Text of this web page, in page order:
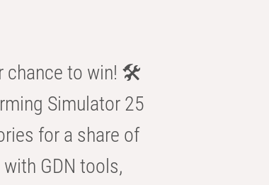
chance to win! 🛠️
Simulator 25
for a share of
GDN tools,